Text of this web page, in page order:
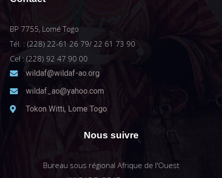
BP 7755, Lomé Togo
Tél. : (228) 22-61 26 79/ 22 61 73 90
Cel : (228) 92 47 90 00
wildaf@wildaf-ao.org
wildaf_ao@yahoo.com
Tokon Witti, Lome Togo
Nous suivre
Bureau sous régional Afrique de l'Ouest